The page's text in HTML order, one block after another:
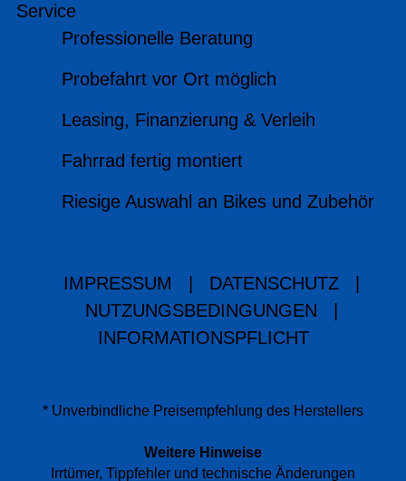
Service
Professionelle Beratung
Probefahrt vor Ort möglich
Leasing, Finanzierung & Verleih
Fahrrad fertig montiert
Riesige Auswahl an Bikes und Zubehör
IMPRESSUM DATENSCHUTZ
NUTZUNGSBEDINGUNGEN
INFORMATIONSPFLICHT
* Unverbindliche Preisempfehlung des Herstellers
Weitere Hinweise
Irrtümer, Tippfehler und technische Änderungen